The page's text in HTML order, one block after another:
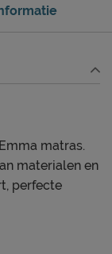
matras.
materialen en
perfecte